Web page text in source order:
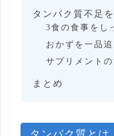
タンパク質不足
3食の食事をし
おかずを一品追
サプリメントの
まとめ